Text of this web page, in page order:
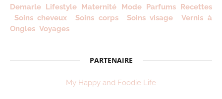
Demarle Lifestyle Maternité Mode Parfums Recettes
Soins cheveux
Soins corps Soins visage
Vernis à
Ongles Voyages
PARTENAIRE
My Happy and Foodie Life